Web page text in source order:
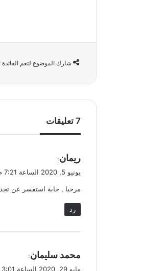
شارك الموضوع لتعم
‫7 تعليقات
ل
ريمان:
يونيو 5, 2020 الساعة 7:21 م
مرحبا , حابة استفسر عن تجديد
رد
محمد سليمان:
مايو 29, 2020 الساعة 3:01 ص